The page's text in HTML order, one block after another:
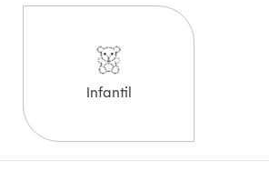
Infantil